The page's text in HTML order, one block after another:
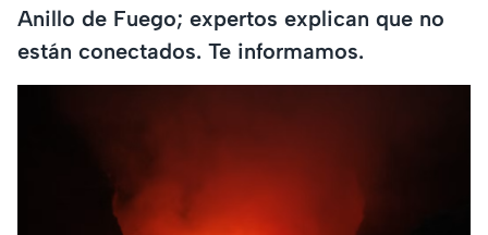
Anillo de Fuego; expertos explican que no
están conectados. Te informamos.